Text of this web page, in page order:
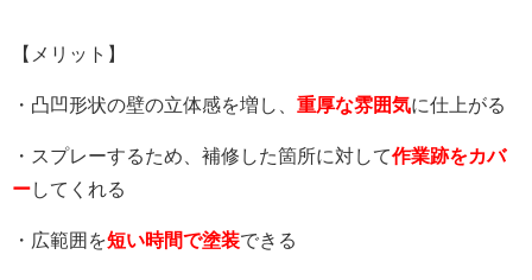
【メリット】
・凸凹形状の壁の立体感を増し、 重厚な雰囲気に仕上がる
・スプレーするため、補修した箇所に対して作業跡をカバ
ーしてくれる
・広範囲を短い時間で塗装できる